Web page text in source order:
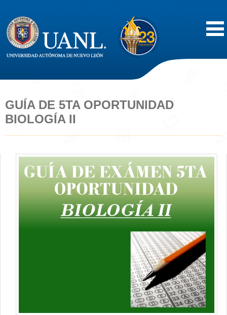
Acerca de
Vida Estudiantil
Servicios
Difusión
GUÍA DE 5TA OPORTUNIDAD
BIOLOGÍA II